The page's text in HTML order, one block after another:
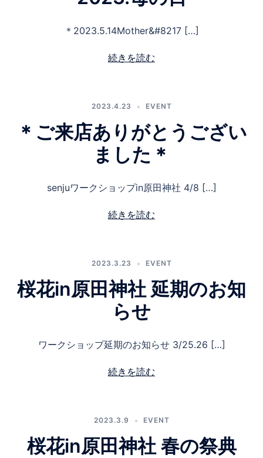
＊2023.5.14Mother&#8217 […]
続きを読む
2023.4.23 EVENT
＊ご来店ありがとうござい
ました＊
senjuワークショップin原田神社 4/8 […]
続きを読む
2023.3.23 EVENT
桜花in原田神社 延期のお知
らせ
ワークショップ延期のお知らせ 3/25.26 […]
続きを読む
2023.3.9 EVENT
桜花in原田神社 春の祭典